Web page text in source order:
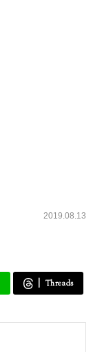
2019.08.13
Threads